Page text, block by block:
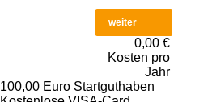
weiter
0,00 €
Kosten pro
Jahr
100,00 Euro Startguthaben